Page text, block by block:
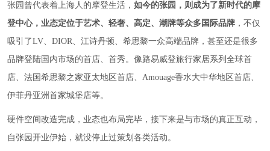
张园曾代表着上海人的摩登生活， 如今的张园，则成为了新时代的摩
登中心，业态定位于艺术、轻奢、高定、潮牌等众多国际品牌 ，不仅
吸引了LV、DIOR、江诗丹顿、希思黎一众高端品牌，甚至还是很多
品牌登陆国内市场的首店、首秀。像路易威登旅行家居系列全球首
店、法国希思黎之家亚太地区首店、Amouage香水大中华地区首店、
伊菲丹亚洲首家城堡店等。
硬件空间改造完成，业态也布局完毕，接下来是与市场的真正互动，
自张园开业伊始，就没停止过策划各类活动。